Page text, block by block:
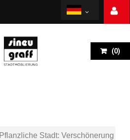
(0)
Pflanzliche Stadt: Verschönerung